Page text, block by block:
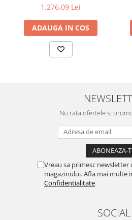
1.276,09 Lei
ADAUGA IN COS
Nu rata ofertele si
Vreau sa primesc
magazinului. Afla mai multe
Confidentialitate
SOCIAL